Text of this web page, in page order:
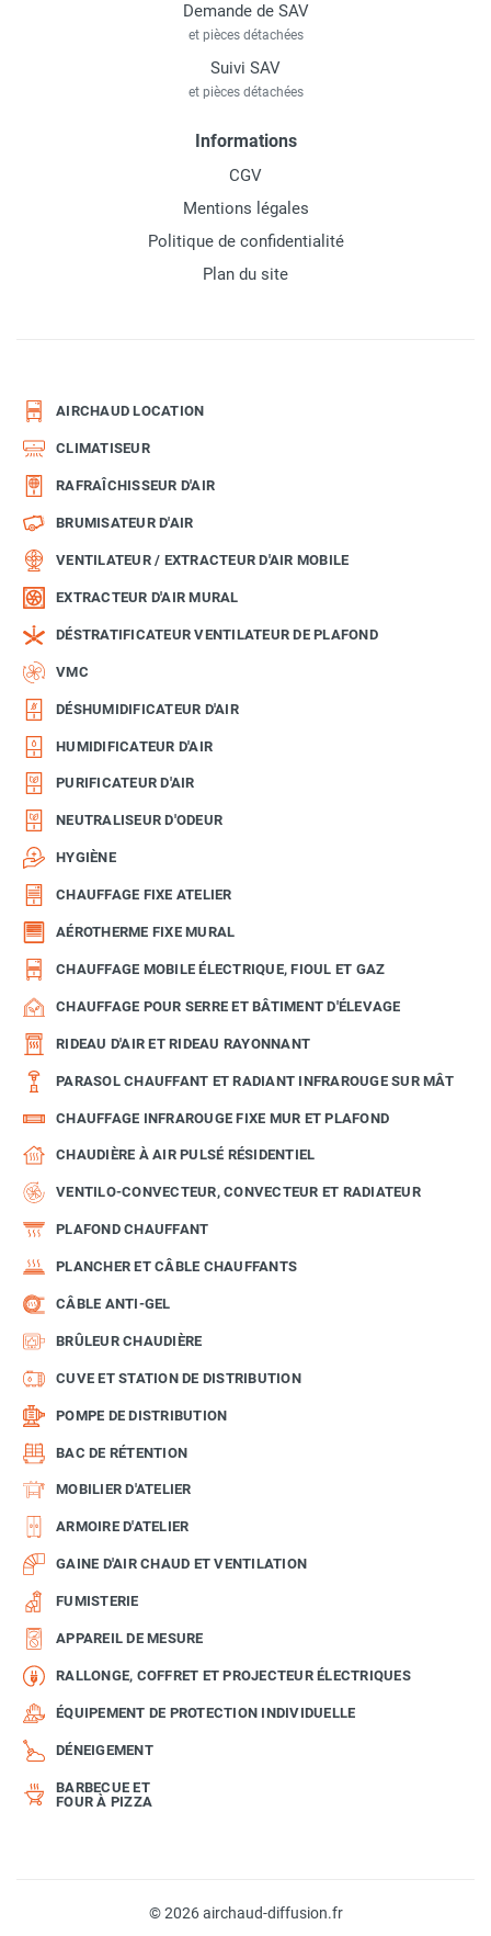
Demande de SAV
et pièces détachées
Suivi SAV
et pièces détachées
Informations
CGV
Mentions légales
Politique de confidentialité
Plan du site
AIRCHAUD LOCATION
CLIMATISEUR
RAFRAÎCHISSEUR D'AIR
BRUMISATEUR D'AIR
VENTILATEUR / EXTRACTEUR D'AIR MOBILE
EXTRACTEUR D'AIR MURAL
DÉSTRATIFICATEUR VENTILATEUR DE PLAFOND
VMC
DÉSHUMIDIFICATEUR D'AIR
HUMIDIFICATEUR D'AIR
PURIFICATEUR D'AIR
NEUTRALISEUR D'ODEUR
HYGIÈNE
CHAUFFAGE FIXE ATELIER
AÉROTHERME FIXE MURAL
CHAUFFAGE MOBILE ÉLECTRIQUE, FIOUL ET GAZ
CHAUFFAGE POUR SERRE ET BÂTIMENT D'ÉLEVAGE
RIDEAU D'AIR ET RIDEAU RAYONNANT
PARASOL CHAUFFANT ET RADIANT INFRAROUGE SUR MÂT
CHAUFFAGE INFRAROUGE FIXE MUR ET PLAFOND
CHAUDIÈRE À AIR PULSÉ RÉSIDENTIEL
VENTILO-CONVECTEUR, CONVECTEUR ET RADIATEUR
PLAFOND CHAUFFANT
PLANCHER ET CÂBLE CHAUFFANTS
CÂBLE ANTI-GEL
BRÛLEUR CHAUDIÈRE
CUVE ET STATION DE DISTRIBUTION
POMPE DE DISTRIBUTION
BAC DE RÉTENTION
MOBILIER D'ATELIER
ARMOIRE D'ATELIER
GAINE D'AIR CHAUD ET VENTILATION
FUMISTERIE
APPAREIL DE MESURE
RALLONGE, COFFRET ET PROJECTEUR ÉLECTRIQUES
ÉQUIPEMENT DE PROTECTION INDIVIDUELLE
DÉNEIGEMENT
BARBECUE ET
FOUR À PIZZA
© 2026 airchaud-diffusion.fr